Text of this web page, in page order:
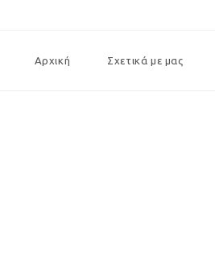
Αρχική Σχετικά με μας